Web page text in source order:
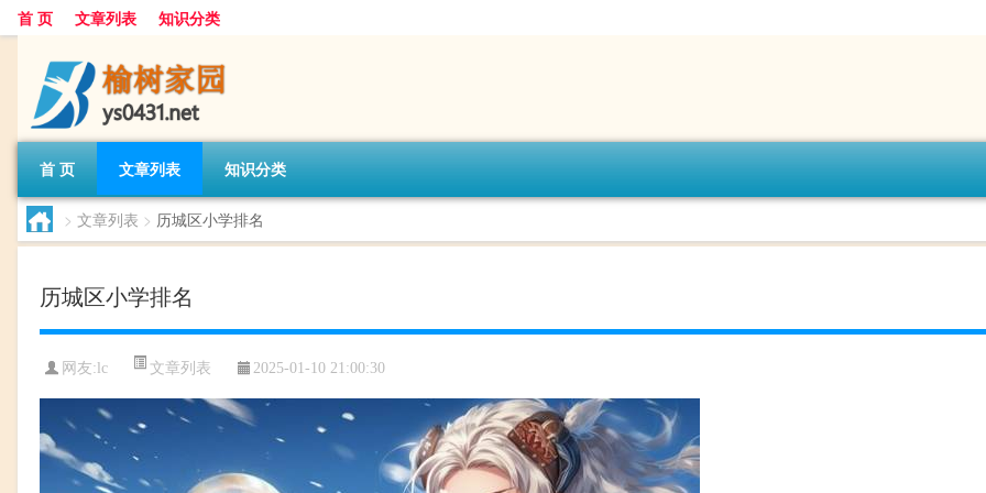
首 页 文章列表 知识分类
首 页 文章列表 知识分类
> 文章列表 > 历城区小学排名
历城区小学排名
网友: lc 文章列表 2025-01-10 21:00:30